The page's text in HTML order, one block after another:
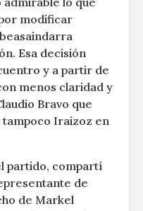
modificar
Esa decisión
y a partir de
menos claridad y
Bravo que
Iraizoz en
partido, compartí
de
de Markel